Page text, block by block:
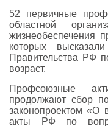
52 первичные
областной
жизнеобеспечения
которых
Правительства РФ
возраст.
Профсоюзные
продолжают сбор
законопроектом «О
акты РФ по